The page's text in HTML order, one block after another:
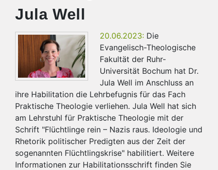
Jula Well
20.06.2023: Die
Evangelisch-Theologische
Fakultät der Ruhr-
Universität Bochum hat Dr.
Jula Well im Anschluss an
ihre Habilitation die Lehrbefugnis für das Fach
Praktische Theologie verliehen. Jula Well hat sich
am Lehrstuhl für Praktische Theologie mit der
Schrift "Flüchtlinge rein – Nazis raus. Ideologie und
Rhetorik politischer Predigten aus der Zeit der
sogenannten Flüchtlingskrise" habilitiert. Weitere
Informationen zur Habilitationsschrift finden Sie